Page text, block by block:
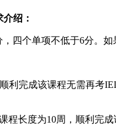
绍：
四个单项不低于6分。
利完成该课程无需再考
程长度为10周，顺利